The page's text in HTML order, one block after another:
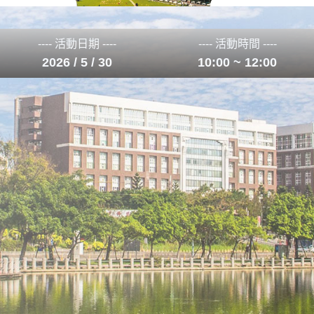
---- 活動日期 ---- ---- 活動時間 ----
2026 / 5 / 30 10:00 ~ 12:00